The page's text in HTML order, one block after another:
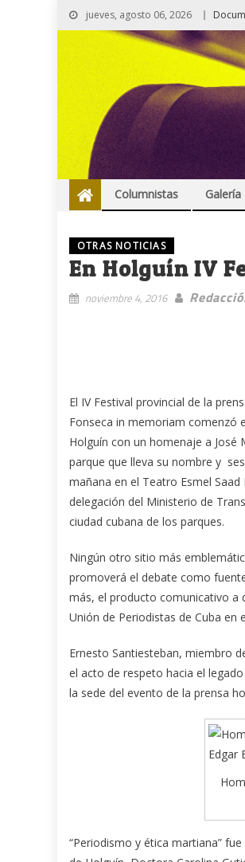
jueves, agosto 06, 2026
Columnistas Galería
OTRAS NOTICIAS
En Holguín IV
noviembre 4, 2016
El IV Festival provincial de la
Fonseca in memoriam comenzó
Holguín con un homenaje a José
parque que lleva su nombre y
mañana en el Teatro Esmel Saad
delegación del Ministerio de
ciudad cubana de los parques.
Ningún otro sitio más
promoverá el debate como
más, el producto comunicativo a
Unión de Periodistas de Cuba en
Ernesto Santiesteban, miembro
el acto de respeto hacia el
la sede del evento de la prensa
“Periodismo y ética martiana”